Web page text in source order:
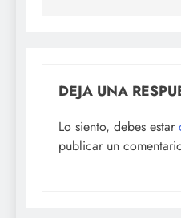
DEJA UNA
Lo siento, debes estar
publicar un